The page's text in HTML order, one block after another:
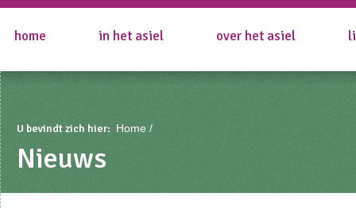
home in het asiel over het asiel
U bevindt zich hier: Home
Nieuws